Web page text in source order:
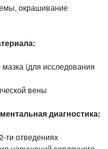
окрашивание
(для исследования
вены
диагностика:
ти отведениях